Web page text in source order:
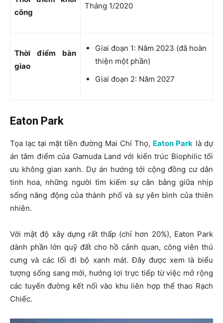
công
Tháng 1/2020
Thời điểm bàn
giao
Giai đoạn 1: Năm 2023 (đã hoàn
thiện một phần)
Giai đoạn 2: Năm 2027
Eaton Park
Tọa lạc tại mặt tiền đường Mai Chí Thọ, Eaton Park là dự
án tâm điểm của Gamuda Land với kiến trúc Biophilic tối
ưu không gian xanh. Dự án hướng tới cộng đồng cư dân
tinh hoa, những người tìm kiếm sự cân bằng giữa nhịp
sống năng động của thành phố và sự yên bình của thiên
nhiên.
Với mật độ xây dựng rất thấp (chỉ hơn 20%), Eaton Park
dành phần lớn quỹ đất cho hồ cảnh quan, công viên thú
cưng và các lối đi bộ xanh mát. Đây được xem là biểu
tượng sống sang mới, hưởng lợi trực tiếp từ việc mở rộng
các tuyến đường kết nối vào khu liên hợp thể thao Rạch
Chiếc.